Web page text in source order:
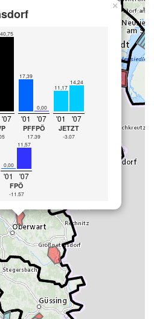
40,75
'07
17,39
0,00
'01 '07
PFFPÖ
17.39
11,17
14,24
'01 '07
JETZT
-3.07
0,00
11,57
'01 '07
FPÖ
-11.57
×